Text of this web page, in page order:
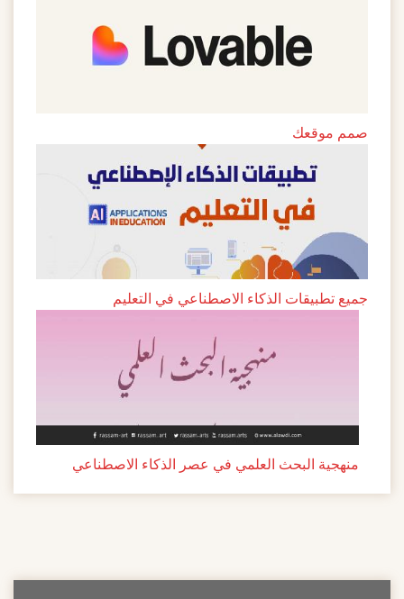
صمم موقعك
جميع تطبيقات الذكاء الاصطناعي في التعليم
منهجية البحث العلمي في عصر الذكاء الاصطناعي